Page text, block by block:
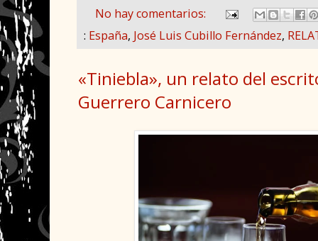
No hay comentarios:
: España, José Luis Cubillo Fernández,
«Tiniebla», un relato del
Guerrero Carnicero